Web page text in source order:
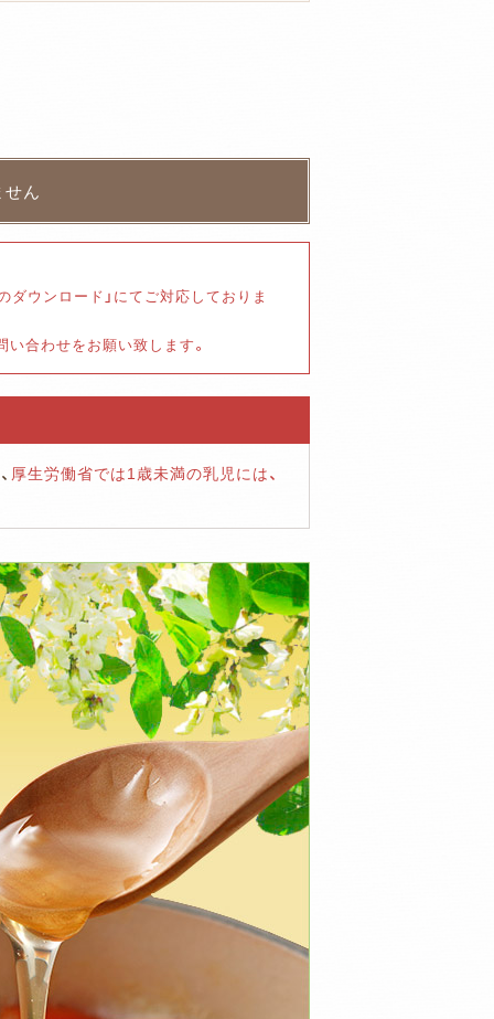
ダウンロード」にてご対応しておりま
合わせをお願い致します。
厚生労働省では1歳未満の乳児には、